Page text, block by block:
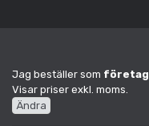
Jag beställer som företag
Visar priser exkl. moms.
Ändra